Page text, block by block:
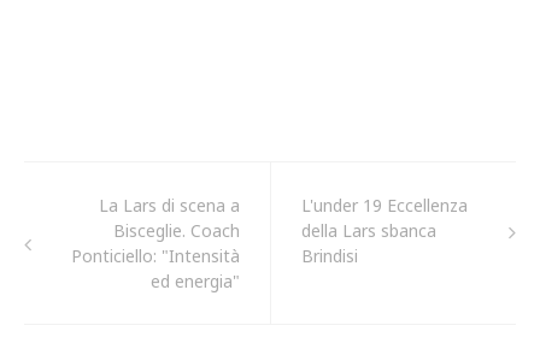
La Lars di scena a
Bisceglie. Coach
Ponticiello: "Intensità
ed energia"
L'under 19 Eccellenza
della Lars sbanca
Brindisi